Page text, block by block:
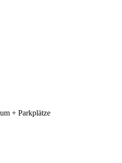
+ Parkplätze